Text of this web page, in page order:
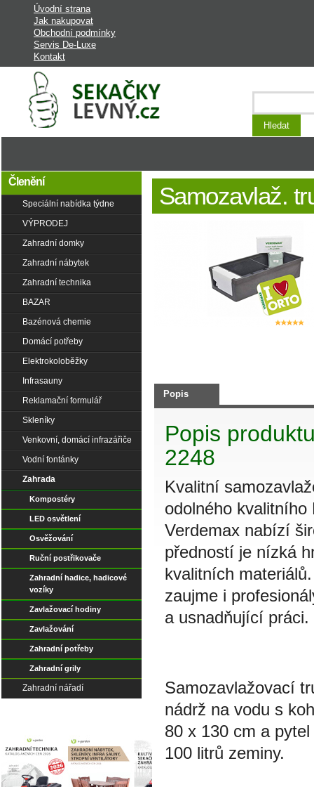
Úvodní strana
Jak nakupovat
Obchodní podmínky
Servis De-Luxe
Kontakt
Laciná Zahrada - stroje a vybavení na
zahradu
Členění
Speciální nabídka týdne
VÝPRODEJ
Zahradní domky
Zahradní nábytek
Zahradní technika
BAZAR
Bazénová chemie
Domácí potřeby
Elektrokoloběžky
Infrasauny
Reklamační formulář
Skleníky
Venkovní, domácí infrazářiče
Vodní fontánky
Zahrada
Kompostéry
LED osvětlení
Osvěžování
Ruční postřikovače
Zahradní hadice, hadicové
vozíky
Zavlažovací hodiny
Zavlažování
Zahradní potřeby
Zahradní grily
Zahradní nářadí
Samozavlaž.
Popis
Popis
2248
Kvalitní
odolného
Verdemax nabízí
předností je nízká
kvalitních
zaujme i
a usnadňující práci.
Samozavlažovací
nádrž na vodu s
80 x 130 cm a
100 litrů zeminy.